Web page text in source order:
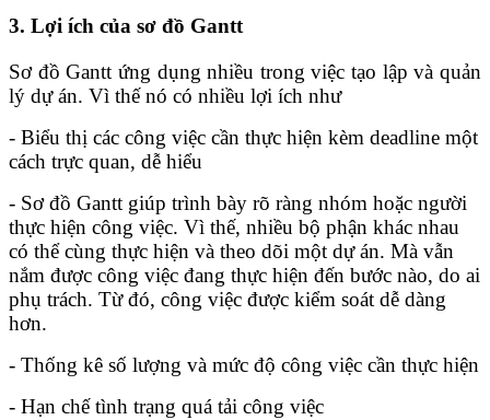
3. Lợi ích của sơ đồ Gantt
Sơ đồ Gantt ứng dụng nhiều trong việc tạo lập và quản
lý dự án. Vì thế nó có nhiều lợi ích như
- Biểu thị các công việc cần thực hiện kèm deadline một
cách trực quan, dễ hiểu
- Sơ đồ Gantt giúp trình bày rõ ràng nhóm hoặc người
thực hiện công việc. Vì thế, nhiều bộ phận khác nhau
có thể cùng thực hiện và theo dõi một dự án. Mà vẫn
nắm được công việc đang thực hiện đến bước nào, do ai
phụ trách. Từ đó, công việc được kiểm soát dễ dàng
hơn.
- Thống kê số lượng và mức độ công việc cần thực hiện
- Hạn chế tình trạng quá tải công việc